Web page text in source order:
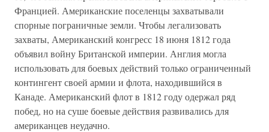
Францией. Американские поселенцы захватывали
спорные пограничные земли. Чтобы легализовать
захваты, Американский конгресс 18 июня 1812 года
объявил войну Британской империи. Англия могла
использовать для боевых действий только ограниченный
контингент своей армии и флота, находившийся в
Канаде. Американский флот в 1812 году одержал ряд
побед, но на суше боевые действия развивались для
американцев неудачно.